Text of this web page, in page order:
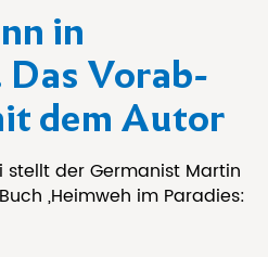
in
Vorab-
dem Autor
stellt der Germanist Martin
„Heimweh im Paradies: